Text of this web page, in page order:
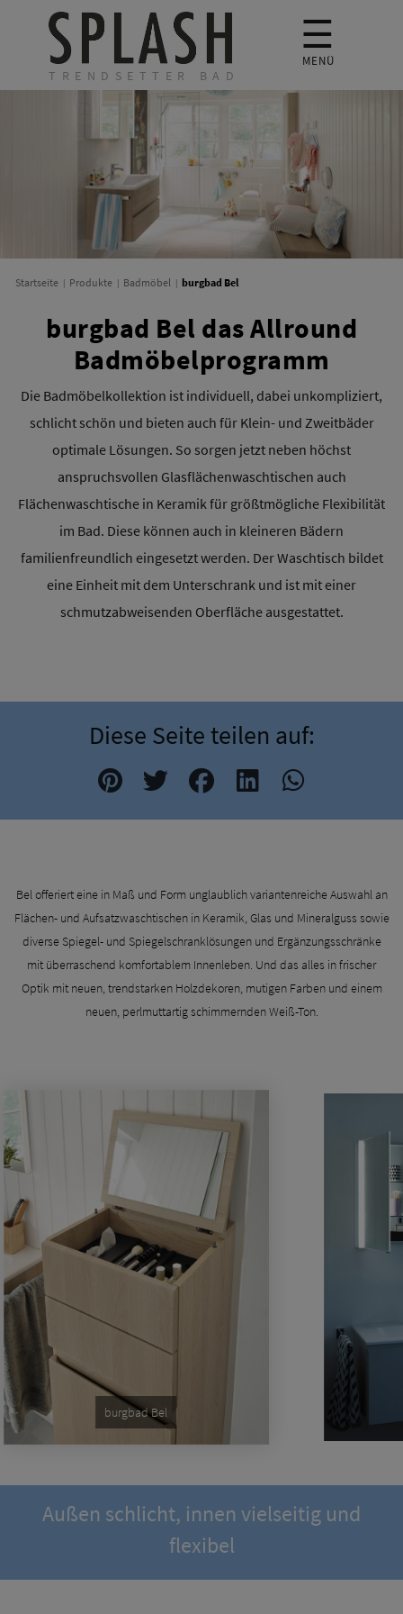
TRENDSETTER BAD
☰
MENÜ
Startseite Produkte Badmöbel burgbad Bel
burgbad Bel das Allround
Badmöbelprogramm
Die Badmöbelkollektion ist individuell, dabei unkompliziert,
schlicht schön und bieten auch für Klein- und Zweitbäder
optimale Lösungen. So sorgen jetzt neben höchst
anspruchsvollen Glasflächenwaschtischen auch
Flächenwaschtische in Keramik für größtmögliche Flexibilität
im Bad. Diese können auch in kleineren Bädern
familienfreundlich eingesetzt werden. Der Waschtisch bildet
eine Einheit mit dem Unterschrank und ist mit einer
schmutzabweisenden Oberfläche ausgestattet.
Diese Seite teilen auf:
Bel offeriert eine in Maß und Form unglaublich variantenreiche Auswahl an
Flächen- und Aufsatzwaschtischen in Keramik, Glas und Mineralguss sowie
diverse Spiegel- und Spiegelschranklösungen und Ergänzungsschränke
mit überraschend komfortablem Innenleben. Und das alles in frischer
Optik mit neuen, trendstarken Holzdekoren, mutigen Farben und einem
neuen, perlmuttartig schimmernden Weiß-Ton.
burgbad Bel
Außen schlicht, innen vielseitig und
flexibel